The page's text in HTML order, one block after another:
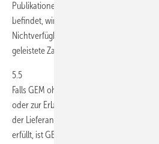
Publikationen, von denen sich eine neue
befindet, wird die Neuauflage vorgemerkt.
Nichtverfügbarkeit wird der Besteller
geleistete Zahlungen werden dann
5.5
Falls GEM ohne eigenes Verschulden zur
oder zur Erbringung der bestellten
der Lieferant von GEM seine
erfüllt, ist GEM dem Besteller gegenüber